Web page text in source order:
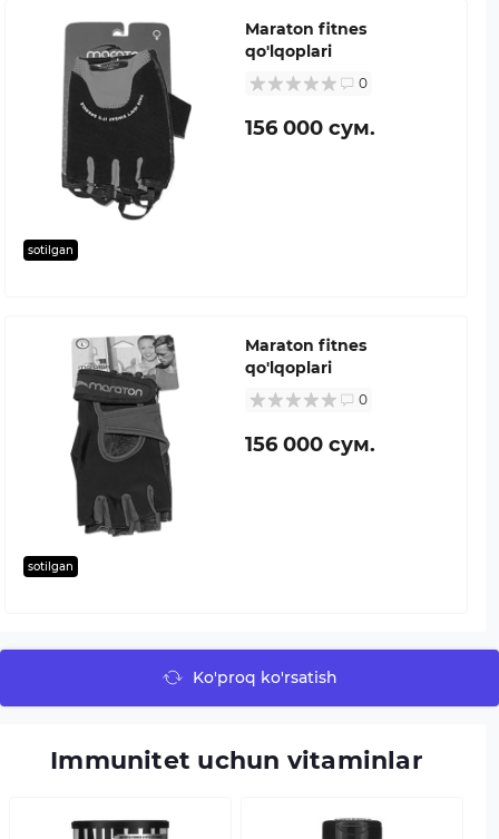
sotilgan
Maraton fitnes
qo'lqoplari
0
156 000 сум.
sotilgan
Maraton fitnes
qo'lqoplari
0
156 000 сум.
Ko'proq ko'rsatish
Immunitet uchun vitaminlar